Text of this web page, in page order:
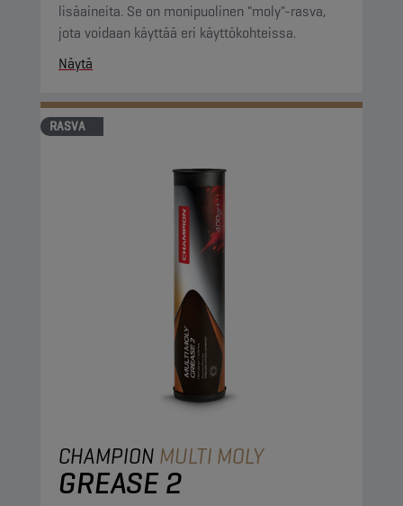
lisäaineita. Se on monipuolinen "moly"-rasva,
jota voidaan käyttää eri käyttökohteissa.
Näytä
RASVA
CHAMPION MULTI MOLY
GREASE 2